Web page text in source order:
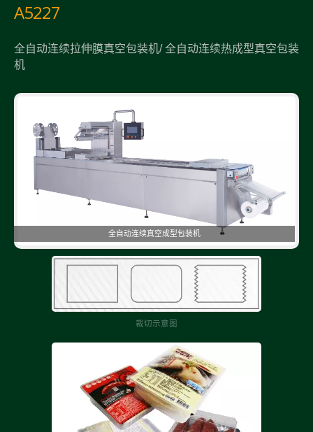
A5227
全自动连续拉伸膜真空包装机/ 全自动连续热成型真空包装
机
全自动连续真空成型包装机
裁切示意图